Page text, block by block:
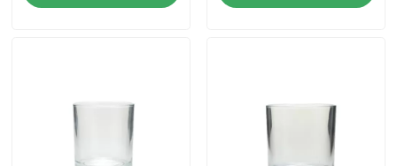
গ্লাস ভোটি মোমবাতি ধারক
গ্লাস ডিফিউজার বোতল